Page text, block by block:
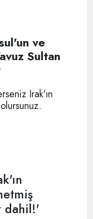
ve
Sultan
Irak'ın
dahil!'